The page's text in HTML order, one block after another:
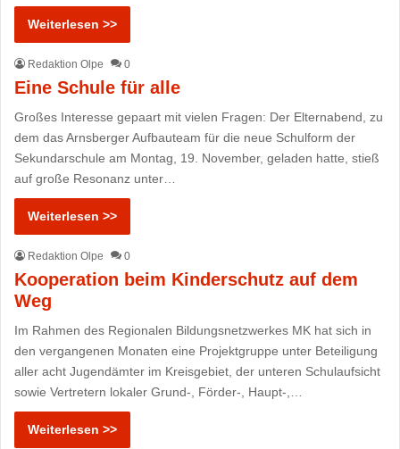
Weiterlesen >>
Redaktion Olpe 0
Eine Schule für alle
Großes Interesse gepaart mit vielen Fragen: Der Elternabend, zu
dem das Arnsberger Aufbauteam für die neue Schulform der
Sekundarschule am Montag, 19. November, geladen hatte, stieß
auf große Resonanz unter…
Weiterlesen >>
Redaktion Olpe 0
Kooperation beim Kinderschutz auf dem
Weg
Im Rahmen des Regionalen Bildungsnetzwerkes MK hat sich in
den vergangenen Monaten eine Projektgruppe unter Beteiligung
aller acht Jugendämter im Kreisgebiet, der unteren Schulaufsicht
sowie Vertretern lokaler Grund-, Förder-, Haupt-,…
Weiterlesen >>